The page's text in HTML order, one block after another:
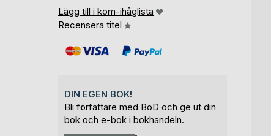
Lägg till i kom-ihåglista
Recensera titel
DIN EGEN BOK!
Bli författare med BoD och ge ut din
bok och e-bok i bokhandeln.